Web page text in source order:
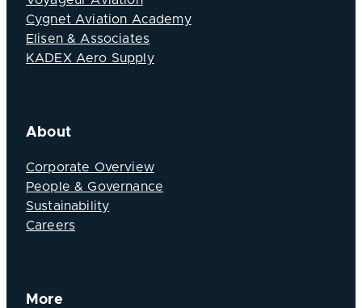
Cygnet Aviation Academy
Elisen & Associates
KADEX Aero Supply
About
Corporate Overview
People & Governance
Sustainability
Careers
More